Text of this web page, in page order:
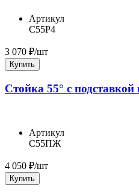
Артикул
С55Р4
3 070 ₽/шт
Купить
Стойка 55° с
Артикул
С55ПЖ
4 050 ₽/шт
Купить